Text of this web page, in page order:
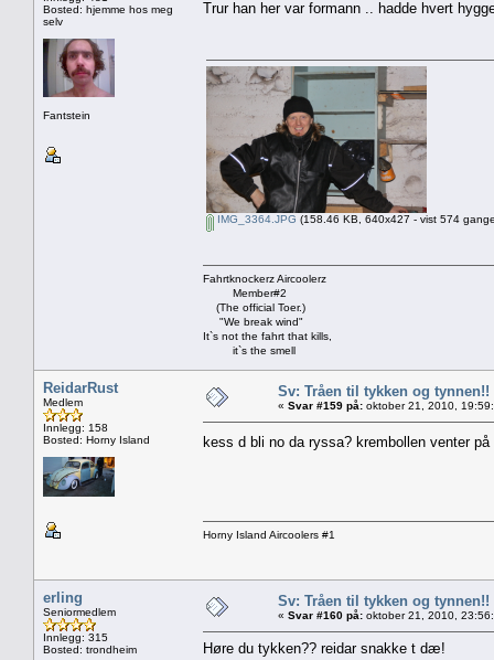
Bosted: hjemme hos meg
selv
Fantstein
Trur han her var formann .. hadde hvert
IMG_3364.JPG (158.46 KB, 640x427 - vist 574
Fahrtknockerz Aircoolerz
Member#2
(The official Toer.)
"We break wind"
It`s not the fahrt that kills,
it`s the smell
ReidarRust
Medlem
Innlegg: 158
Bosted: Horny Island
Sv: Tråen til tykken og tynnen!!
« Svar #159 på: oktober 21, 2010,
kess d bli no da ryssa? krembollen venter
Horny Island Aircoolers #1
erling
Seniormedlem
Innlegg: 315
Bosted: trondheim
Sv: Tråen til tykken og tynnen!!
« Svar #160 på: oktober 21, 2010,
Høre du tykken?? reidar snakke t dæ!